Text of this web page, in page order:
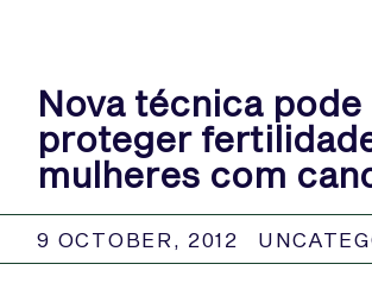
Nova técnica pode
proteger
mulheres com
9 OCTOBER, 2012